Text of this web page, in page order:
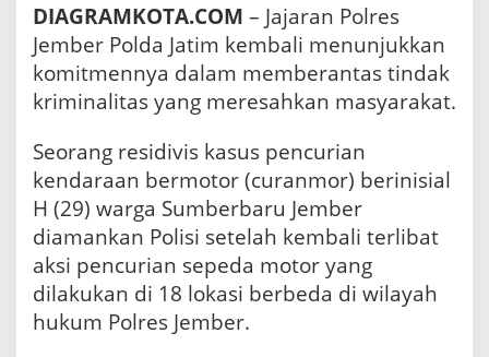
C
r
a
n
m
r
,
e
r
n
h
B
DIAGRAMKOTA.COM – Jajaran Polres
Jember Polda Jatim kembali menunjukkan
komitmennya dalam memberantas tindak
kriminalitas yang meresahkan masyarakat.
Seorang residivis kasus pencurian
kendaraan bermotor (curanmor) berinisial
H (29) warga Sumberbaru Jember
diamankan Polisi setelah kembali terlibat
aksi pencurian sepeda motor yang
dilakukan di 18 lokasi berbeda di wilayah
hukum Polres Jember.